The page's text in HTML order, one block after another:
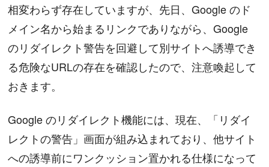
相変わらず存在していますが、先日、Google のド
メイン名から始まるリンクでありながら、Google
のリダイレクト警告を回避して別サイトへ誘導でき
る危険なURLの存在を確認したので、注意喚起して
おきます。
Google のリダイレクト機能には、現在、「リダイ
レクトの警告」画面が組み込まれており、他サイト
への誘導前にワンクッション置かれる仕様になって